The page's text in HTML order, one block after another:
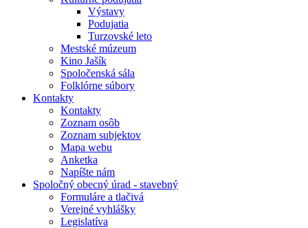
Výstavy
Podujatia
Turzovské leto
Mestské múzeum
Kino Jašík
Spoločenská sála
Folklórne súbory
Kontakty
Kontakty
Zoznam osôb
Zoznam subjektov
Mapa webu
Anketka
Napíšte nám
Spoločný obecný úrad - stavebný
Formuláre a tlačivá
Verejné vyhlášky
Legislatíva